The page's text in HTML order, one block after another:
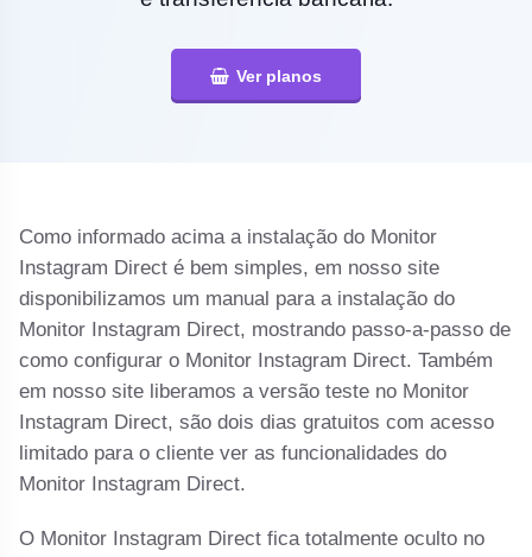
Ver planos
Como informado acima a instalação do Monitor
Instagram Direct é bem simples, em nosso site
disponibilizamos um manual para a instalação do
Monitor Instagram Direct, mostrando passo-a-passo de
como configurar o Monitor Instagram Direct. Também
em nosso site liberamos a versão teste no Monitor
Instagram Direct, são dois dias gratuitos com acesso
limitado para o cliente ver as funcionalidades do
Monitor Instagram Direct.
O Monitor Instagram Direct fica totalmente oculto no